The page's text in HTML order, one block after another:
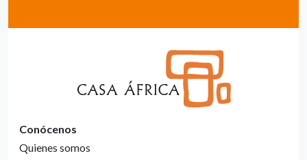
Conócenos
Quienes somos